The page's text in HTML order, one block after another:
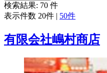
検索結果: 70 件
表示件数 20件 | 50件
有限会社嶋村商店